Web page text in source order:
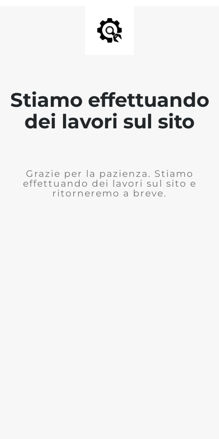
Stiamo effettuando
dei lavori sul sito
Grazie per la pazienza. Stiamo
effettuando dei lavori sul sito e
ritorneremo a breve.